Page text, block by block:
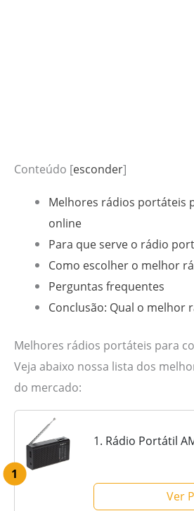
Conteúdo [esconder]
Melhores rádios portáteis
online
Para que serve o rádio
Como escolher o melhor
Perguntas frequentes
Conclusão: Qual o melhor
Melhores rádios portáteis para
Veja abaixo nossa lista dos
do mercado:
1
1. Rádio Portátil
Ver